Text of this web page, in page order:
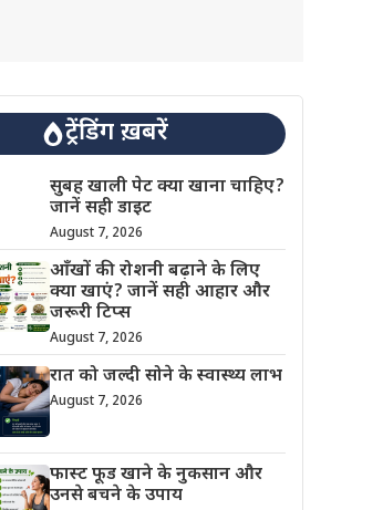
ट्रेंडिंग ख़बरें
सुबह खाली पेट क्या खाना चाहिए?
जानें सही डाइट
August 7, 2026
आँखों की रोशनी बढ़ाने के लिए
क्या खाएं? जानें सही आहार और
जरूरी टिप्स
August 7, 2026
रात को जल्दी सोने के स्वास्थ्य लाभ
August 7, 2026
फास्ट फूड खाने के नुकसान और
उनसे बचने के उपाय